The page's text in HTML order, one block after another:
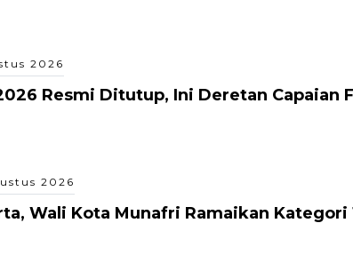
2026
2026 Resmi Ditutup, Ini Deretan Capaian
2026
Wali Kota Munafri Ramaikan Kategori